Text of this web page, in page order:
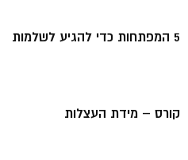
5 המפתחות כדי להגיע לשלמות
קורס – מידת העצלות